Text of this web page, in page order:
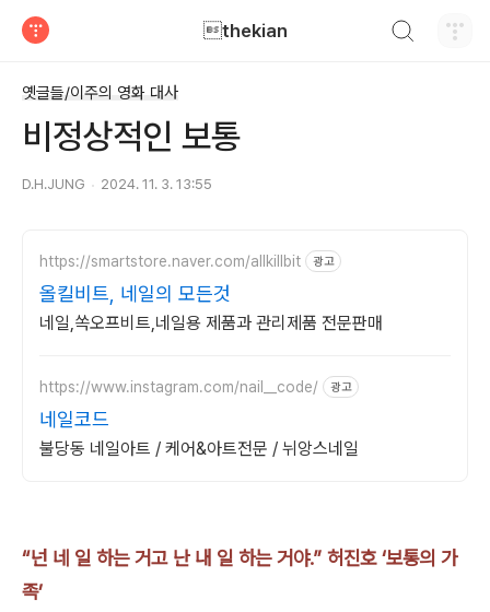
thekian
옛글들/이주의 영화 대사
비정상적인 보통
D.H.JUNG 2024. 11. 3. 13:55
https://smartstore.naver.com/allkillbit 광고
올킬비트, 네일의 모든것
네일,쏙오프비트,네일용 제품과 관리제품 전문판매
https://www.instagram.com/nail__code/ 광고
네일코드
불당동 네일아트 / 케어&아트전문 / 뉘앙스네일
“넌 네 일 하는 거고 난 내 일 하는 거야.” 허진호 ‘보통의 가
족’